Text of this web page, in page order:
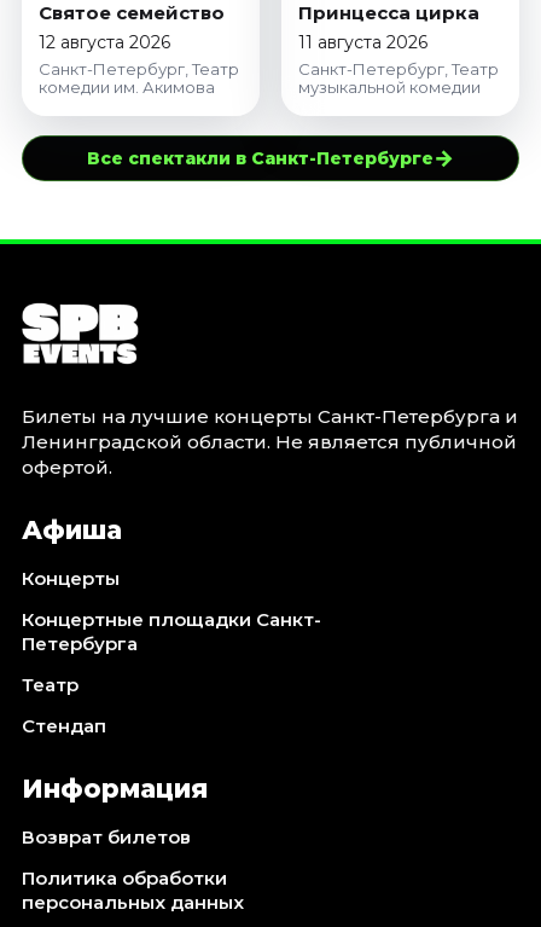
Святое семейство
12 августа 2026
Санкт-Петербург, Театр
комедии им. Акимова
Принцесса цирка
11 августа 2026
Санкт-Петербург, Театр
музыкальной комедии
Все спектакли в Санкт-Петербурге→
Билеты на лучшие концерты Санкт-Петербурга и
Ленинградской области. Не является публичной
офертой.
Афиша
Концерты
Концертные площадки Санкт-
Петербурга
Театр
Стендап
Информация
Возврат билетов
Политика обработки
персональных данных